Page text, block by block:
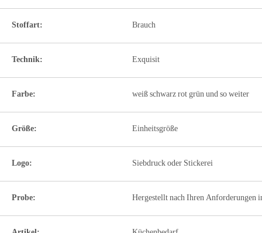
Stoffart: Brauch
Technik: Exquisit
Farbe: weiß schwarz rot grün und so weiter
Größe: Einheitsgröße
Logo: Siebdruck oder Stickerei
Probe: Hergestellt nach Ihren Anforderungen